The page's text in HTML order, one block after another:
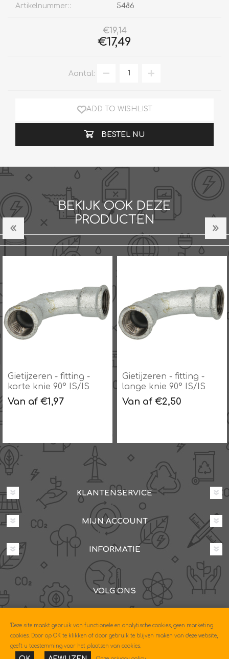
Artikelnummer:: 5486
€19,14
€17,49
Aantal:
ADD TO WISHLIST
BESTEL NU
BEKIJK OOK DEZE
PRODUCTEN
-
IS
Gietijzeren - fitting -
lange knie 90° IS/IS
Van af €2,50
Gietijzeren -
korte knie 90°
Van af €1,97
KLANTENSERVICE
MIJN ACCOUNT
INFORMATIE
VOLG ONS
085-0604630
'Deze site maakt gebruik van functionele en analytische cookies, geen marketing
cookies. Door op OK te klikken of door gebruik te blijven maken van deze website,
geeft u toestemming voor het plaatsen van cookies.